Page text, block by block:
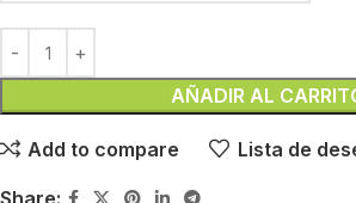
AÑADIR AL
Add to compare Lista de